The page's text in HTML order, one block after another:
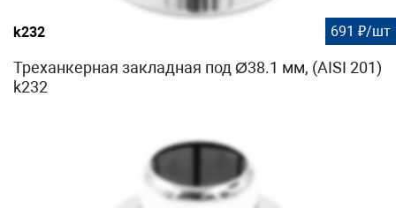
k232 691 ₽/шт
Треханкерная закладная под Ø38.1 мм, (AISI 201)
k232